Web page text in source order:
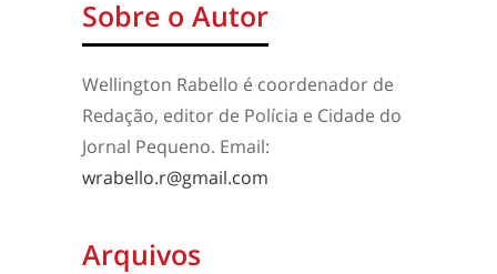
Sobre o Autor
Wellington Rabello é coordenador de
Redação, editor de Polícia e Cidade do
Jornal Pequeno. Email:
wrabello.r@gmail.com
Arquivos